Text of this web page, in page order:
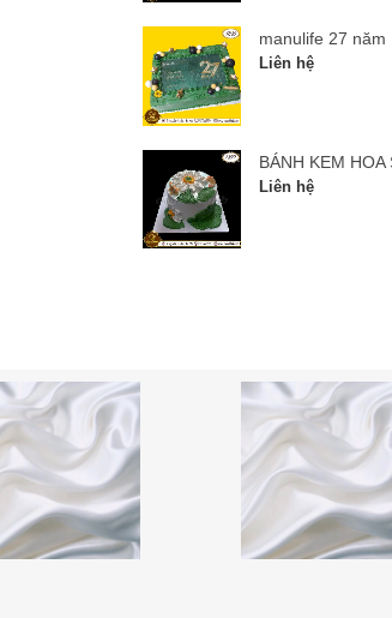
manulife 27 năm
Liên hệ
BÁNH KEM HOA
Liên hệ